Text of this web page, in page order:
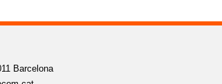
Barcelona